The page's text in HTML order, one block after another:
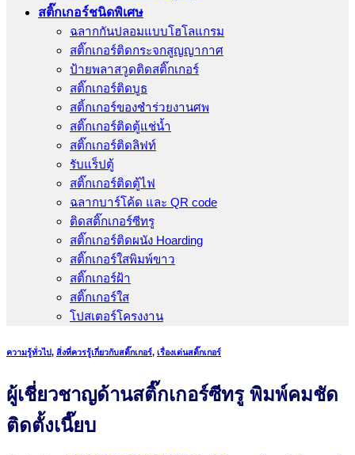
สติ๊กเกอร์ชนิดพิเศษ
ฉลากกันปลอมแบบโฮโลแกรม
สติ๊กเกอร์ติดกระจกสูญญากาศ
ป้ายพลาสวูดติดสติ๊กเกอร์
สติ๊กเกอร์ติดบูธ
สติ้กเกอร์ของชำร่วยงานศพ
สติ๊กเกอร์ติดตู้แช่น้ำ
สติ๊กเกอร์ติดลิฟท์
รับแร็ปตู้
สติ๊กเกอร์ติดตู้ไฟ
ฉลากบาร์โค้ด และ QR code
ติดสติ๊กเกอร์ซีทรู
สติ๊กเกอร์ติดผนัง Hoarding
สติ๊กเกอร์ใสพิมพ์ขาว
สติ๊กเกอร์ฝ้า
สติ๊กเกอร์ใส
โปสเตอร์โครงงาน
ความรู้ทั่วไป, สิ่งที่ควรรู้เกี่ยวกับสติ๊กเกอร์, เรื่องเด่นสติ๊กเกอร์
ผู้เชี่ยวชาญด้านสติ๊กเกอร์ซีทรู พิมพ์คมชัด
ติดตั้งเนี๊ยบ